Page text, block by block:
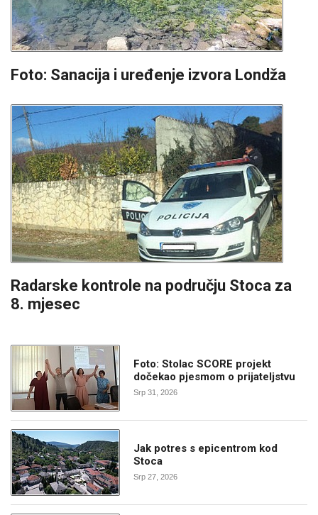
Foto: Sanacija i uređenje izvora Londža
Radarske kontrole na području Stoca za
8. mjesec
Foto: Stolac SCORE projekt
dočekao pjesmom o prijateljstvu
Srp 31, 2026
Jak potres s epicentrom kod
Stoca
Srp 27, 2026